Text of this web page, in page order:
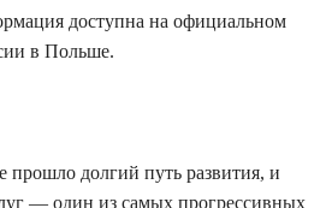
доступна на официальном
в Польше.
прошло долгий путь развития, и
— один из самых прогрессивных